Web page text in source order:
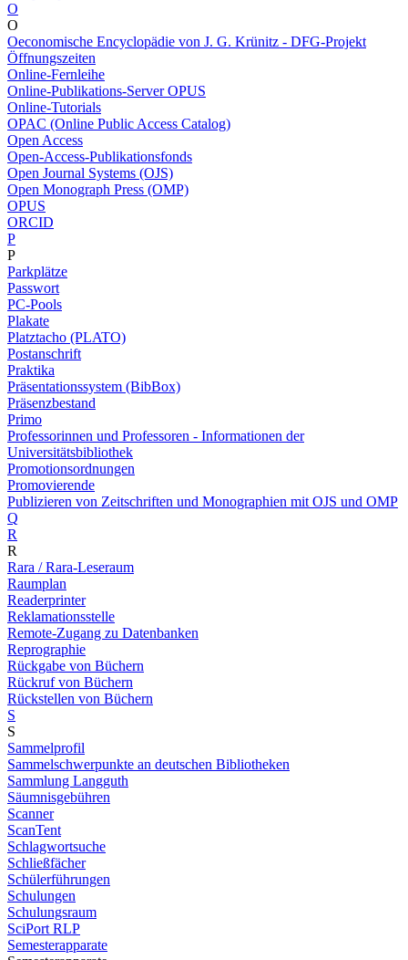
O
O
Oeconomische Encyclopädie von J. G. Krünitz - DFG-Projekt
Öffnungszeiten
Online-Fernleihe
Online-Publikations-Server OPUS
Online-Tutorials
OPAC (Online Public Access Catalog)
Open Access
Open-Access-Publikationsfonds
Open Journal Systems (OJS)
Open Monograph Press (OMP)
OPUS
ORCID
P
P
Parkplätze
Passwort
PC-Pools
Plakate
Platztacho (PLATO)
Postanschrift
Praktika
Präsentationssystem (BibBox)
Präsenzbestand
Primo
Professorinnen und Professoren - Informationen der
Universitätsbibliothek
Promotionsordnungen
Promovierende
Publizieren von Zeitschriften und Monographien mit OJS und OMP
Q
R
R
Rara / Rara-Leseraum
Raumplan
Readerprinter
Reklamationsstelle
Remote-Zugang zu Datenbanken
Reprographie
Rückgabe von Büchern
Rückruf von Büchern
Rückstellen von Büchern
S
S
Sammelprofil
Sammelschwerpunkte an deutschen Bibliotheken
Sammlung Langguth
Säumnisgebühren
Scanner
ScanTent
Schlagwortsuche
Schließfächer
Schülerführungen
Schulungen
Schulungsraum
SciPort RLP
Semesterapparate